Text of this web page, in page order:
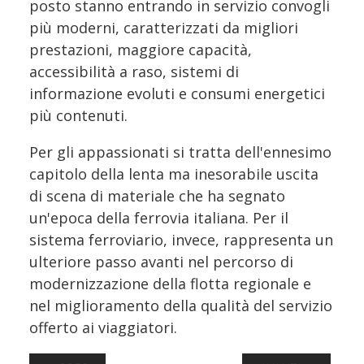
posto stanno entrando in servizio convogli
più moderni, caratterizzati da migliori
prestazioni, maggiore capacità,
accessibilità a raso, sistemi di
informazione evoluti e consumi energetici
più contenuti.
Per gli appassionati si tratta dell'ennesimo
capitolo della lenta ma inesorabile uscita
di scena di materiale che ha segnato
un'epoca della ferrovia italiana. Per il
sistema ferroviario, invece, rappresenta un
ulteriore passo avanti nel percorso di
modernizzazione della flotta regionale e
nel miglioramento della qualità del servizio
offerto ai viaggiatori.